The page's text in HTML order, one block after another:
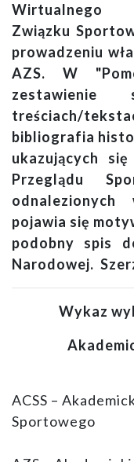
Wirtualnego
Związku
prowadzeniu
AZS. W
treściach/
bibliografia
ukazujących
Przeglądu
pojawia się
podobny spis
Narodowej.
Wykaz
ACSS –
Sportowego